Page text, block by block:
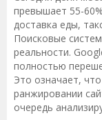
превышает 55-
доставка еды,
Поисковые
реальности.
полностью
Это означает,
ранжировании
очередь